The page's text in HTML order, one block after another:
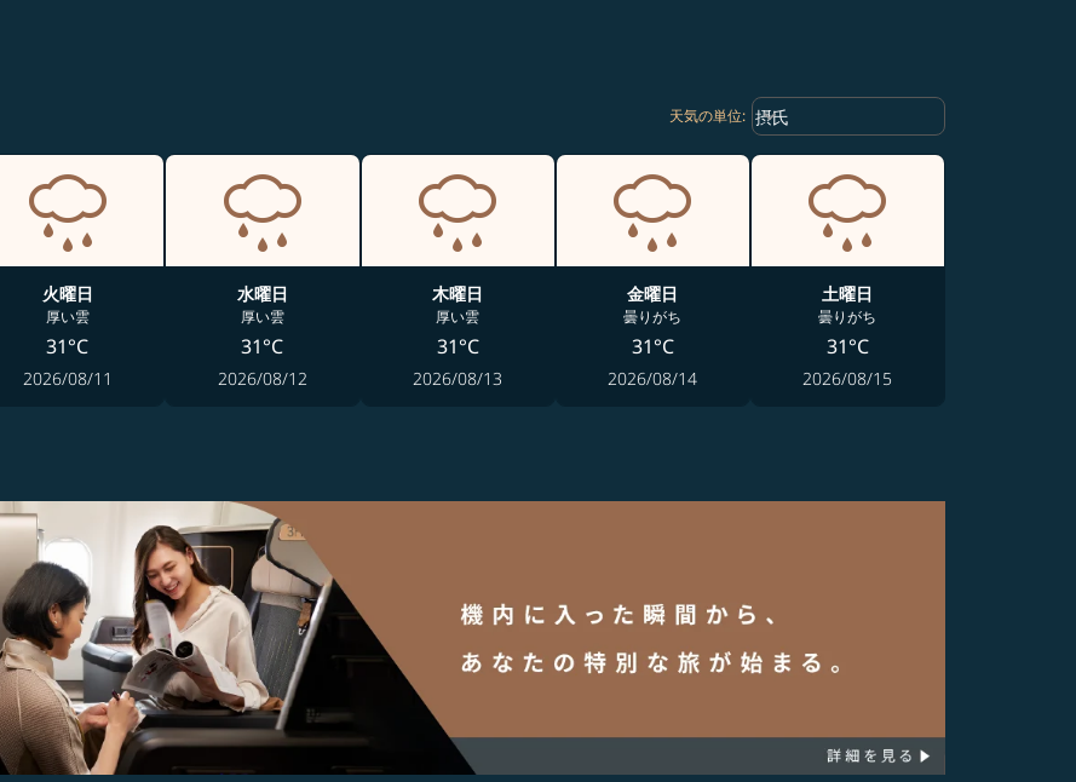
天気の単位: Weather unit option 摂氏 Selected
摂氏
keyboard_arrow_down
火曜日
厚い雲
31°C
2026/08/11
水曜日
厚い雲
31°C
2026/08/12
木曜日
厚い雲
31°C
2026/08/13
金曜日
曇りがち
31°C
2026/08/14
土曜日
曇りがち
31°C
2026/08/15